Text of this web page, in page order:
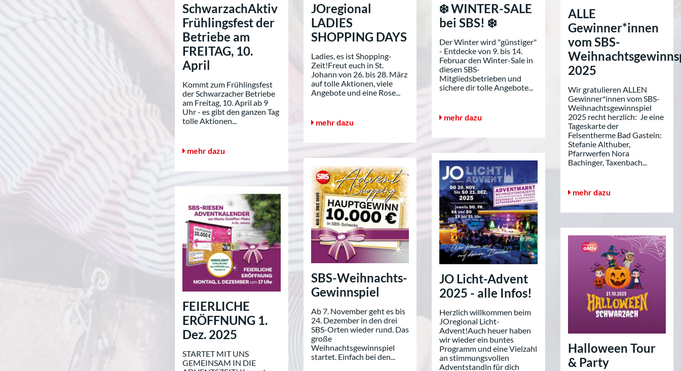
SchwarzachAktiv
Frühlingsfest der
Betriebe am
FREITAG, 10.
April
Kommt zum Frühlingsfest
der Schwarzacher Betriebe
am Freitag, 10. April ab 9
Uhr - es gibt den ganzen Tag
tolle Aktionen...
mehr dazu
JOregional
LADIES
SHOPPING DAYS
Ladies, es ist Shopping-
Zeit!Freut euch in St.
Johann von 26. bis 28. März
auf tolle Aktionen, viele
Angebote und eine Rose...
mehr dazu
❄️ WINTER-SALE
bei SBS! ❄️
Der Winter wird "günstiger"
- Entdecke von 9. bis 14.
Februar den Winter-Sale in
diesen SBS-
Mitgliedsbetrieben und
sichere dir tolle Angebote...
mehr dazu
ALLE
Gewinner*innen
vom SBS-
2025
Wir gratulieren ALLEN
Gewinner*innen vom SBS-
Weihnachtsgewinnspiel
2025 recht herzlich: Je eine
Tageskarte der
Felsentherme Bad Gastein:
Stefanie Althuber,
Pfarrwerfen Nora
Bachinger, Taxenbach...
mehr dazu
JO Licht-Advent
2025 - alle Infos!
Herzlich willkommen beim
JOregional Licht-
Advent!Auch heuer haben
wir wieder ein buntes
Programm und eine Vielzahl
an stimmungsvollen
Adventstandln für dich
SBS-Weihnachts-
Gewinnspiel
Ab 7. November geht es bis
24. Dezember in den drei
SBS-Orten wieder rund. Das
große
Weihnachtsgewinnspiel
startet. Einfach bei den...
FEIERLICHE
ERÖFFNUNG 1.
Dez. 2025
STARTET MIT UNS
GEMEINSAM IN DIE
Halloween Tour
& Party